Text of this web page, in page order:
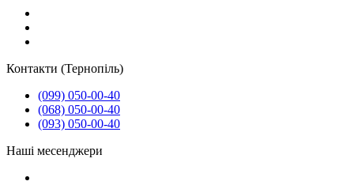
Контакти (Тернопіль)
(099) 050-00-40
(068) 050-00-40
(093) 050-00-40
Наші месенджери